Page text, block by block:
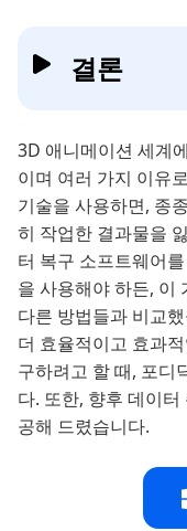
결론
3D 애니메이션 세계
이며 여러 가지 이유
기술을 사용하면, 종
히 작업한 결과물을
터 복구 소프트웨어
을 사용해야 하든, 이
다른 방법들과 비교
더 효율적이고 효과
구하려고 할 때, 포디
다. 또한, 향후 데이
공해 드렸습니다.